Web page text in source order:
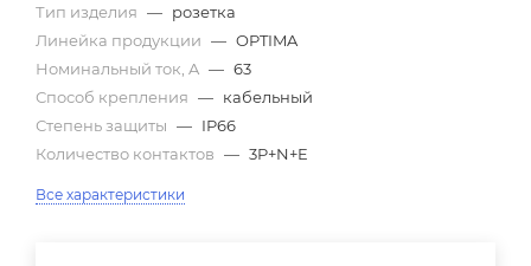
Тип изделия — розетка
Линейка продукции — OPTIMA
Номинальный ток, A — 63
Способ крепления — кабельный
Степень защиты — IP66
Количество контактов — 3P+N+E
Все характеристики